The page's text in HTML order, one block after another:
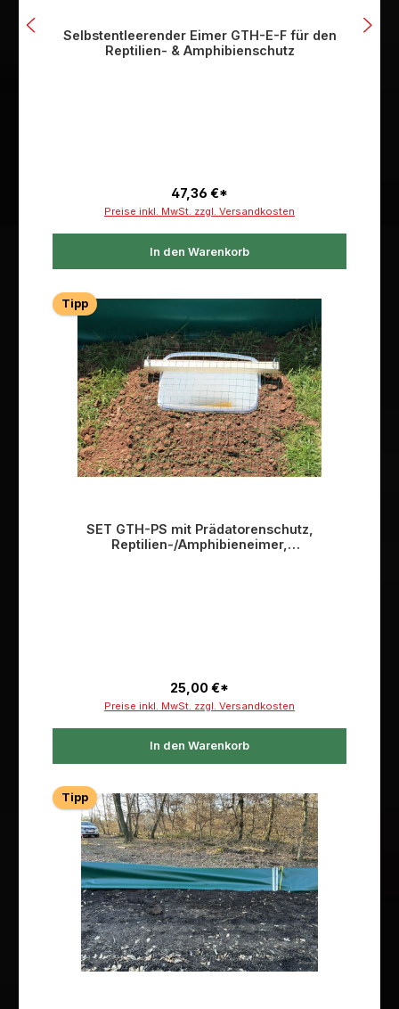
Selbstentleerender Eimer GTH-E-F für den
Reptilien- & Amphibienschutz
47,36 €*
Preise inkl. MwSt. zzgl. Versandkosten
In den Warenkorb
Tipp
SET GTH-PS mit Prädatorenschutz,
Reptilien-/Amphibieneimer,
25,00 €*
Preise inkl. MwSt. zzgl. Versandkosten
In den Warenkorb
Tipp